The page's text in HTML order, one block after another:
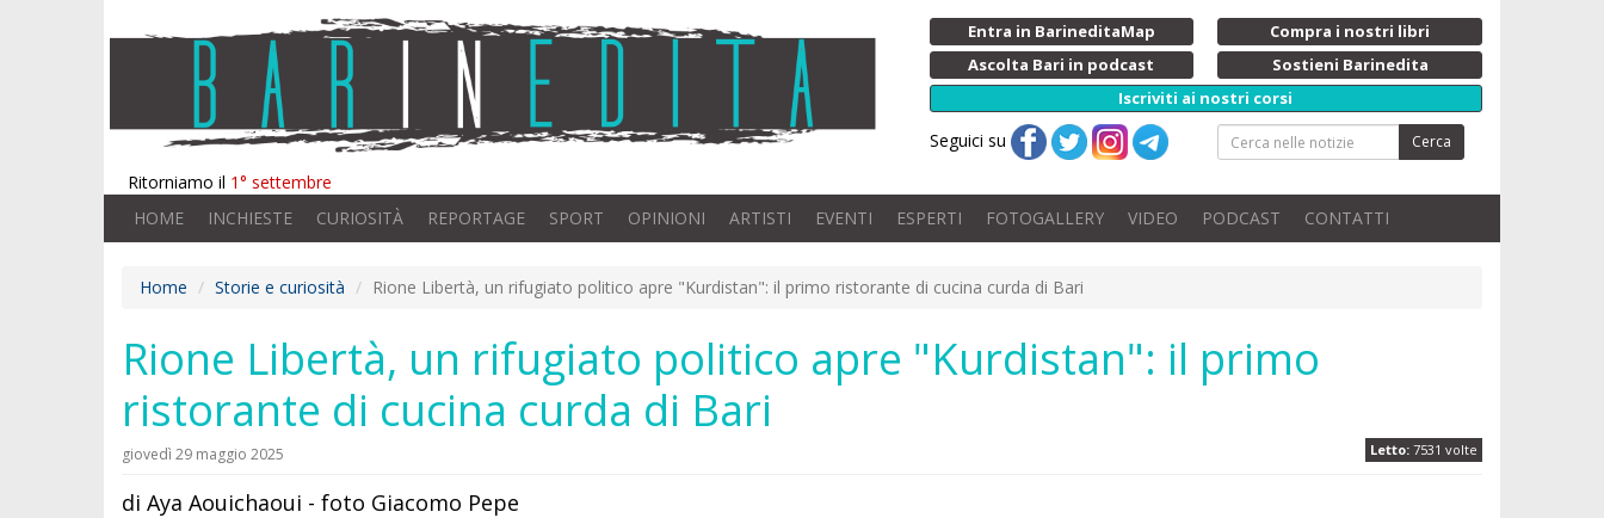
Ritorniamo il 1° settembre
Entra in BarineditaMap
Compra i nostri libri
Ascolta Bari in podcast
Sostieni Barinedita
Iscriviti ai nostri corsi
Seguici su Cerca
HOME INCHIESTE CURIOSITÀ REPORTAGE SPORT OPINIONI ARTISTI EVENTI ESPERTI FOTOGALLERY VIDEO PODCAST CONTATTI
Home Storie e curiosità Rione Libertà, un rifugiato politico apre "Kurdistan": il primo ristorante di cucina curda di Bari
Rione Libertà, un rifugiato politico apre "Kurdistan": il primo
ristorante di cucina curda di Bari
Letto: 7531 volte
giovedì 29 maggio 2025
di Aya Aouichaoui - foto Giacomo Pepe